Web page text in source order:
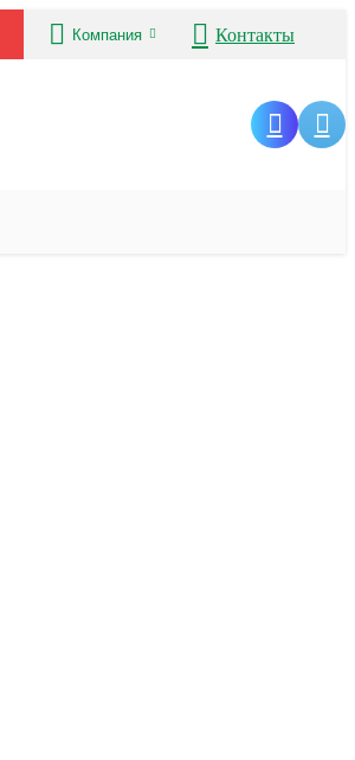
Компания Контакты